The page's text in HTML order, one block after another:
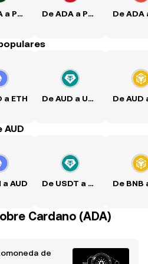
De ADA a PKR De ADA a PHP
a ETH De AUD a USDT
a AUD De USDT a AUD
Cardano (ADA)
de